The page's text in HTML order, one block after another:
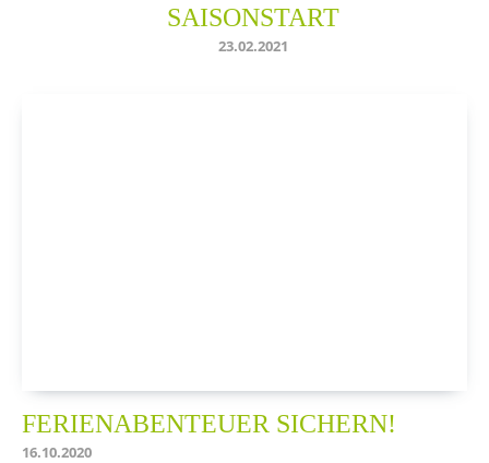
SAISONSTART
23.02.2021
FERIENABENTEUER SICHERN!
16.10.2020